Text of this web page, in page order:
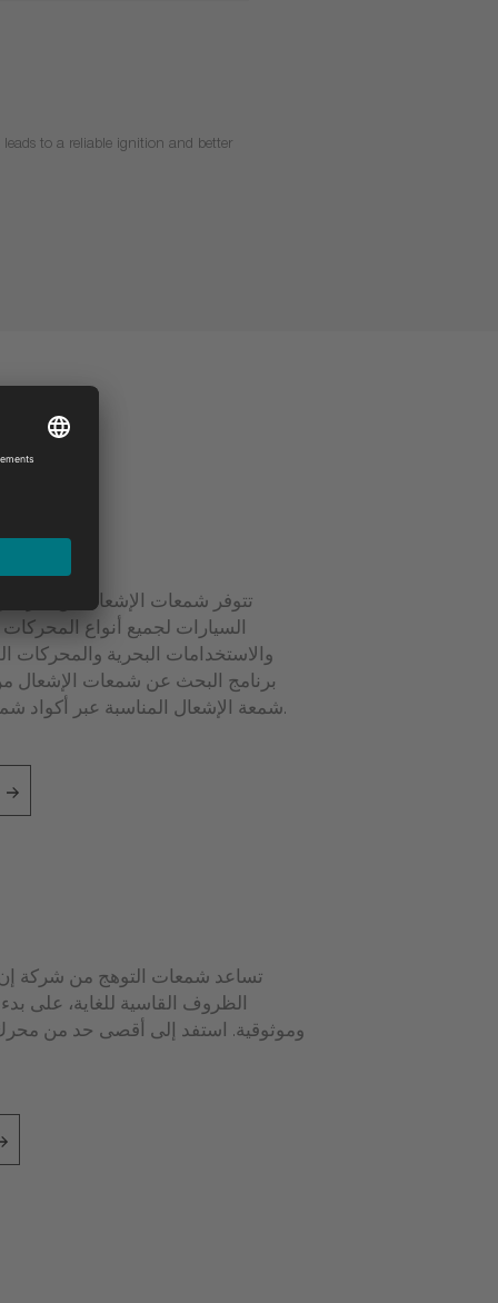
to a reliable ignition and better
تتوفر شمعات الإشعال من شركة
السيارات لجميع أنواع المحركات
والاستخدامات البحرية والمحركات
برنامج البحث عن شمعات الإشعال
شمعة الإشعال المناسبة عبر أكواد شمعات الإشعال من شركة إن جي كيه.
تساعد شمعات التوهج من شركة
الظروف القاسية للغاية، على
وموثوقية. استفد إلى أقصى حد من